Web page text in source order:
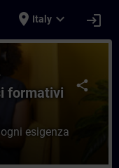
place Italy expand_more login
e
share
formativi
esigenza